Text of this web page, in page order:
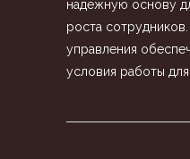
надежную основу
роста
управления
условия работы